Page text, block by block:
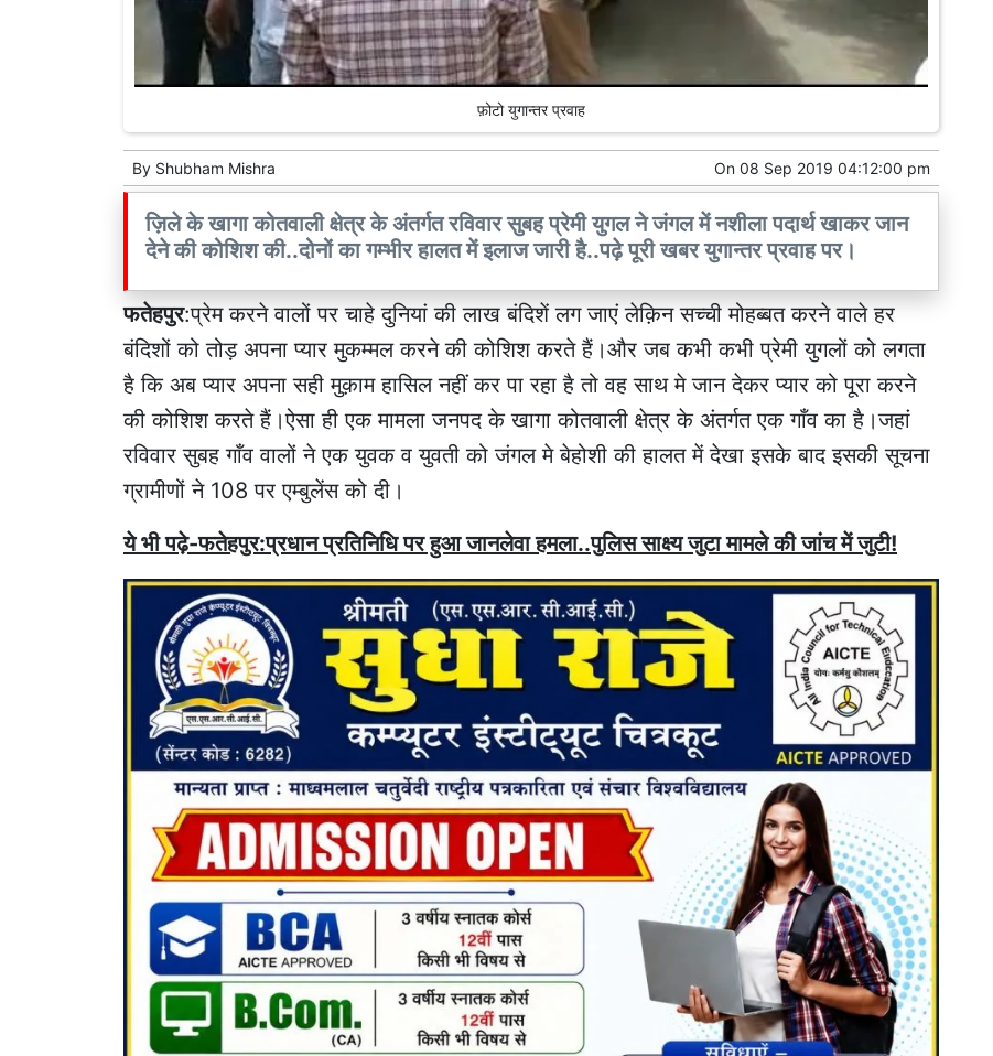
फ़ोटो युगान्तर प्रवाह
By Shubham Mishra On 08 Sep 2019 04:12:00 pm
ज़िले के खागा कोतवाली क्षेत्र के अंतर्गत रविवार सुबह प्रेमी युगल ने जंगल में नशीला पदार्थ खाकर जान
देने की कोशिश की..दोनों का गम्भीर हालत में इलाज जारी है..पढ़े पूरी खबर युगान्तर प्रवाह पर।
फतेहपुर:प्रेम करने वालों पर चाहे दुनियां की लाख बंदिशें लग जाएं लेक़िन सच्ची मोहब्बत करने वाले हर
बंदिशों को तोड़ अपना प्यार मुकम्मल करने की कोशिश करते हैं।और जब कभी कभी प्रेमी युगलों को लगता
है कि अब प्यार अपना सही मुक़ाम हासिल नहीं कर पा रहा है तो वह साथ मे जान देकर प्यार को पूरा करने
की कोशिश करते हैं।ऐसा ही एक मामला जनपद के खागा कोतवाली क्षेत्र के अंतर्गत एक गाँव का है।जहां
रविवार सुबह गाँव वालों ने एक युवक व युवती को जंगल मे बेहोशी की हालत में देखा इसके बाद इसकी सूचना
ग्रामीणों ने 108 पर एम्बुलेंस को दी।
ये भी पढ़े-फतेहपुर:प्रधान प्रतिनिधि पर हुआ जानलेवा हमला..पुलिस साक्ष्य जुटा मामले की जांच में जुटी!